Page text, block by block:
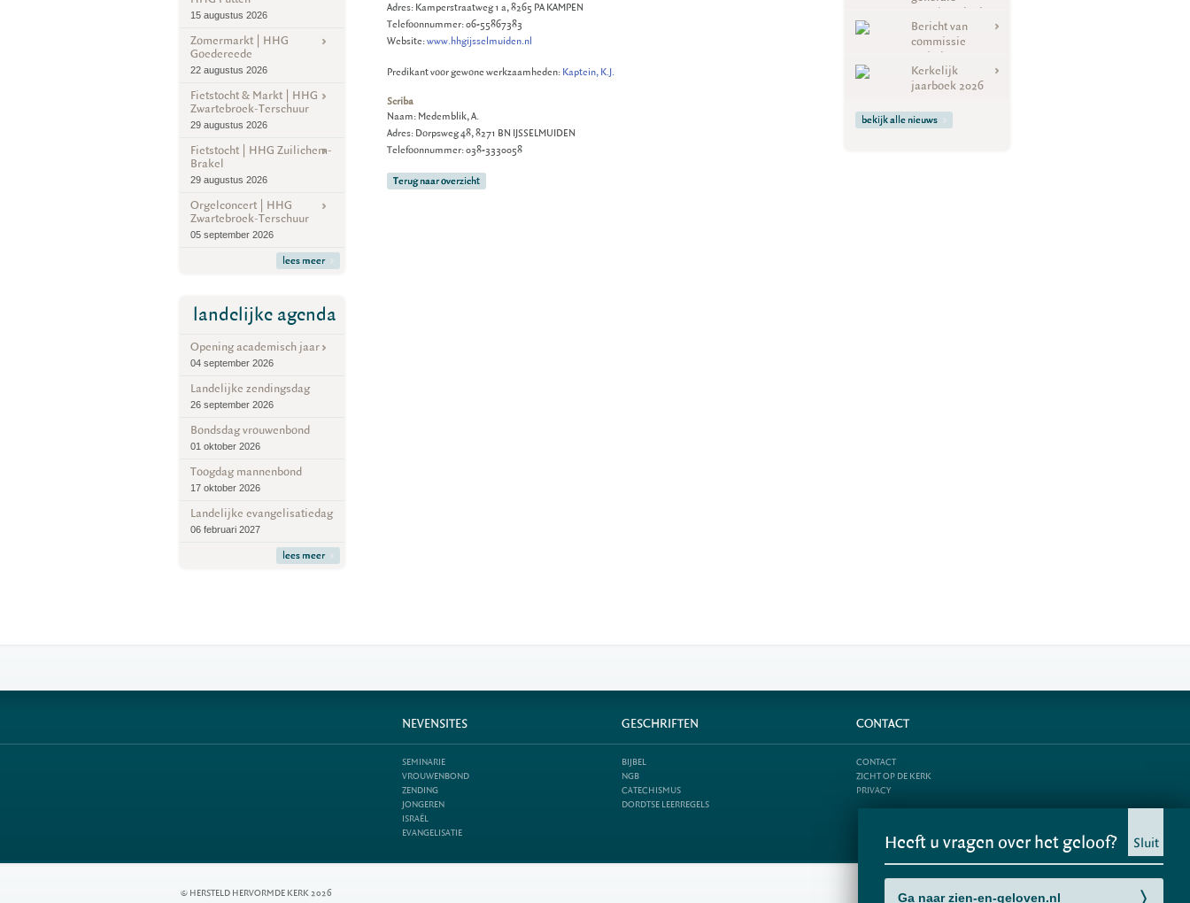
Adres: Kamperstraatweg 1 a, 8265 PA KAMPEN
Telefoonnummer: 06-55867383
Website:www.hhgijsselmuiden.nl
Predikant voor gewone werkzaamheden: Kaptein, K.J.
Scriba
Naam: Medemblik, A.
Adres: Dorpsweg 48, 8271 BN IJSSELMUIDEN
Telefoonnummer: 038-3330058
Terug naar overzicht
15 augustus 2026
Zomermarkt | HHG
Goedereede
22 augustus 2026
Fietstocht & Markt | HHG
Zwartebroek-Terschuur
29 augustus 2026
Fietstocht | HHG Zuilichem-
Brakel
29 augustus 2026
Orgelconcert | HHG
Zwartebroek-Terschuur
05 september 2026
lees meer
landelijke agenda
Opening academisch jaar
04 september 2026
Landelijke zendingsdag
26 september 2026
Bondsdag vrouwenbond
01 oktober 2026
Toogdag mannenbond
17 oktober 2026
Landelijke evangelisatiedag
06 februari 2027
lees meer
synode 19 juni
2026
Bericht van
commissie
toelating
Kerkelijk
jaarboek 2026
bekijk alle nieuws
NEVENSITES
SEMINARIE
VROUWENBOND
ZENDING
JONGEREN
ISRAËL
EVANGELISATIE
GESCHRIFTEN
BIJBEL
NGB
CATECHISMUS
DORDTSE LEERREGELS
CONTACT
CONTACT
ZICHT OP DE KERK
PRIVACY
© HERSTELD HERVORMDE KERK 2026
Heeft u vragen over het geloof? Sluit
Ga naar zien-en-geloven.nl